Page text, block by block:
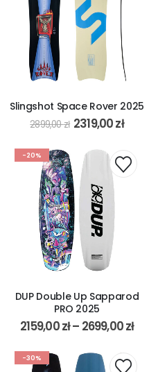
Slingshot Space Rover 2025
2899,00zł 2319,00zł
-20%
DUP Double Up Sapparod
PRO 2025
2159,00zł– 2699,00zł
-30%